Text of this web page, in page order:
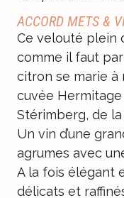
ACCORD METS &
Ce velouté plein
comme il faut
citron se marie à
cuvée
Stérimberg, de la
Un vin d’une
agrumes avec
A la fois élégant
délicats et